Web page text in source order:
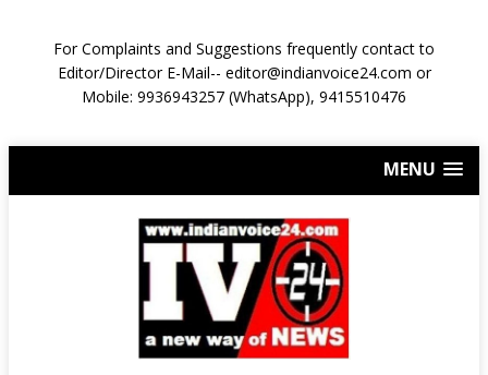
For Complaints and Suggestions frequently contact to
Editor/Director E-Mail-- editor@indianvoice24.com or
Mobile: 9936943257 (WhatsApp), 9415510476
MENU